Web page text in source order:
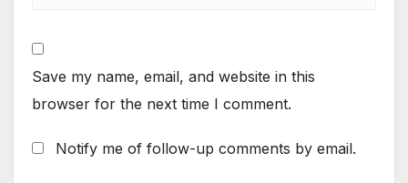
Save my name, email, and website in this
browser for the next time I comment.
Notify me of follow-up comments by email.